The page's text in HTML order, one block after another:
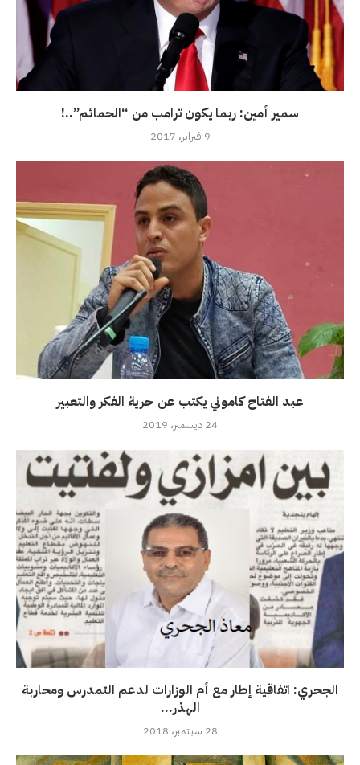
سمير أمين: ربما يكون ترامب من “الحمائم”..!
9 فبراير، 2017
عبد الفتاح كاموني يكتب عن حرية الفكر والتعبير
24 ديسمبر، 2019
الجحري: اتفاقية إطار مع أم الوزارات لدعم التمدرس ومحاربة
الهذر...
28 سبتمبر، 2018